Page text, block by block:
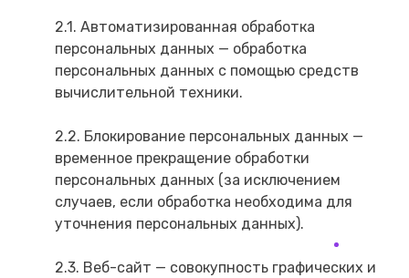
2.1. Автоматизированная обработка
персональных данных — обработка
персональных данных с помощью средств
вычислительной техники.
2.2. Блокирование персональных данных —
временное прекращение обработки
персональных данных (за исключением
случаев, если обработка необходима для
уточнения персональных данных).
2.3. Веб-сайт — совокупность графических и